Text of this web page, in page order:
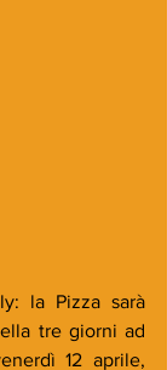
la Pizza sarà
tre giorni ad
12 aprile,